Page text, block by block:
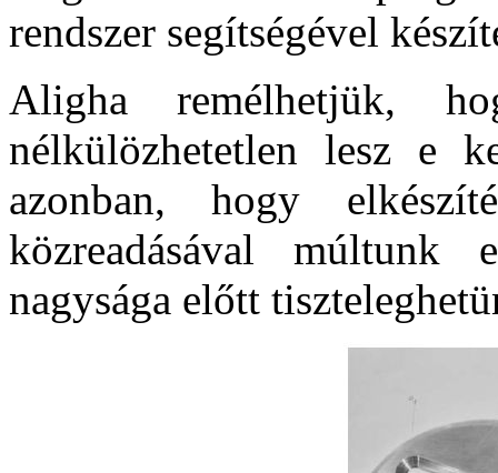
rendszer segítségével
Aligha remélhetjük,
nélkülözhetetlen lesz e
azonban, hogy
közreadásával múltunk
nagysága előtt